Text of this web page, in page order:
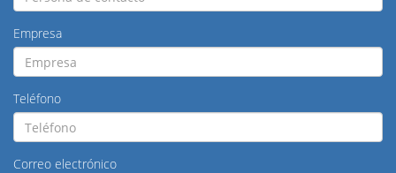
Empresa
Teléfono
Correo electrónico